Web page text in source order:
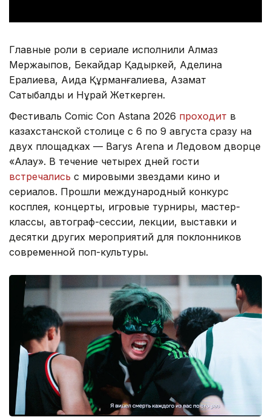
Главные роли в сериале исполнили Алмаз
Мержақыпов, Бекайдар Қадыркей, Аделина
Ералиева, Аида Құрманғалиева, Азамат
Сатыбалды и Нұрай Жеткерген.
Фестиваль Comic Con Astana 2026 проходит в
казахстанской столице с 6 по 9 августа сразу на
двух площадках — Barys Arena и Ледовом дворце
«Алау». В течение четырех дней гости
встречались с мировыми звездами кино и
сериалов. Прошли международный конкурс
косплея, концерты, игровые турниры, мастер-
классы, автограф-сессии, лекции, выставки и
десятки других мероприятий для поклонников
современной поп-культуры.